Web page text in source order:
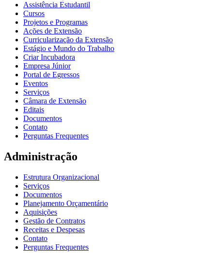
Assistência Estudantil
Cursos
Projetos e Programas
Ações de Extensão
Curricularização da Extensão
Estágio e Mundo do Trabalho
Criar Incubadora
Empresa Júnior
Portal de Egressos
Eventos
Serviços
Câmara de Extensão
Editais
Documentos
Contato
Perguntas Frequentes
Administração
Estrutura Organizacional
Serviços
Documentos
Planejamento Orçamentário
Aquisições
Gestão de Contratos
Receitas e Despesas
Contato
Perguntas Frequentes